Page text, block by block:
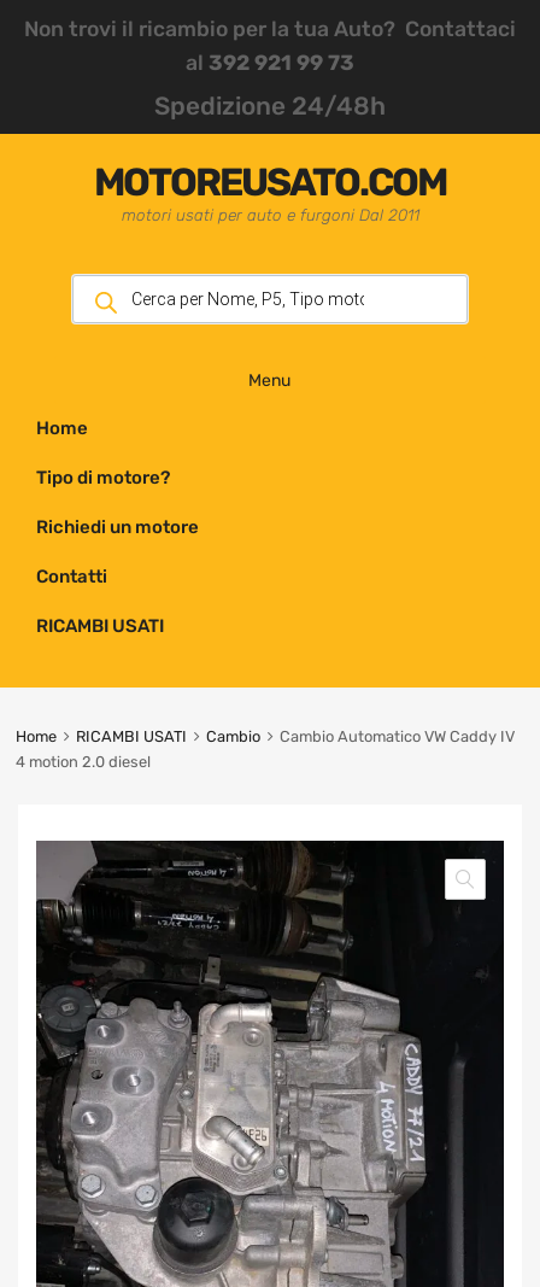
Non trovi il ricambio per la tua Auto? Contattaci
al 392 921 99 73
Spedizione 24/48h
MOTOREUSATO.COM
motori usati per auto e furgoni Dal 2011
Menu
Home
Tipo di motore?
Richiedi un motore
Contatti
RICAMBI USATI
Home RICAMBI USATI Cambio
Cambio Automatico VW Caddy IV
4 motion 2.0 diesel